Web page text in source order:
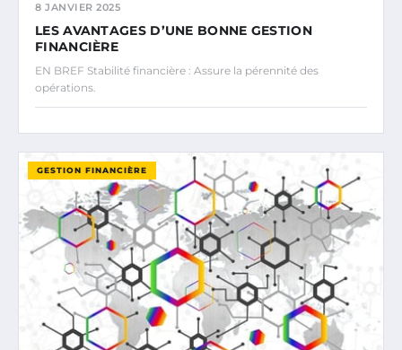
8 JANVIER 2025
LES AVANTAGES D’UNE BONNE GESTION
FINANCIÈRE
EN BREF Stabilité financière : Assure la pérennité des
opérations.
GESTION FINANCIÈRE